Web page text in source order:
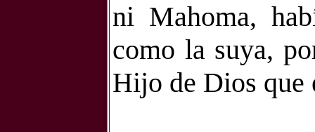
ni Mahoma,
como la suya,
Hijo de Dios que